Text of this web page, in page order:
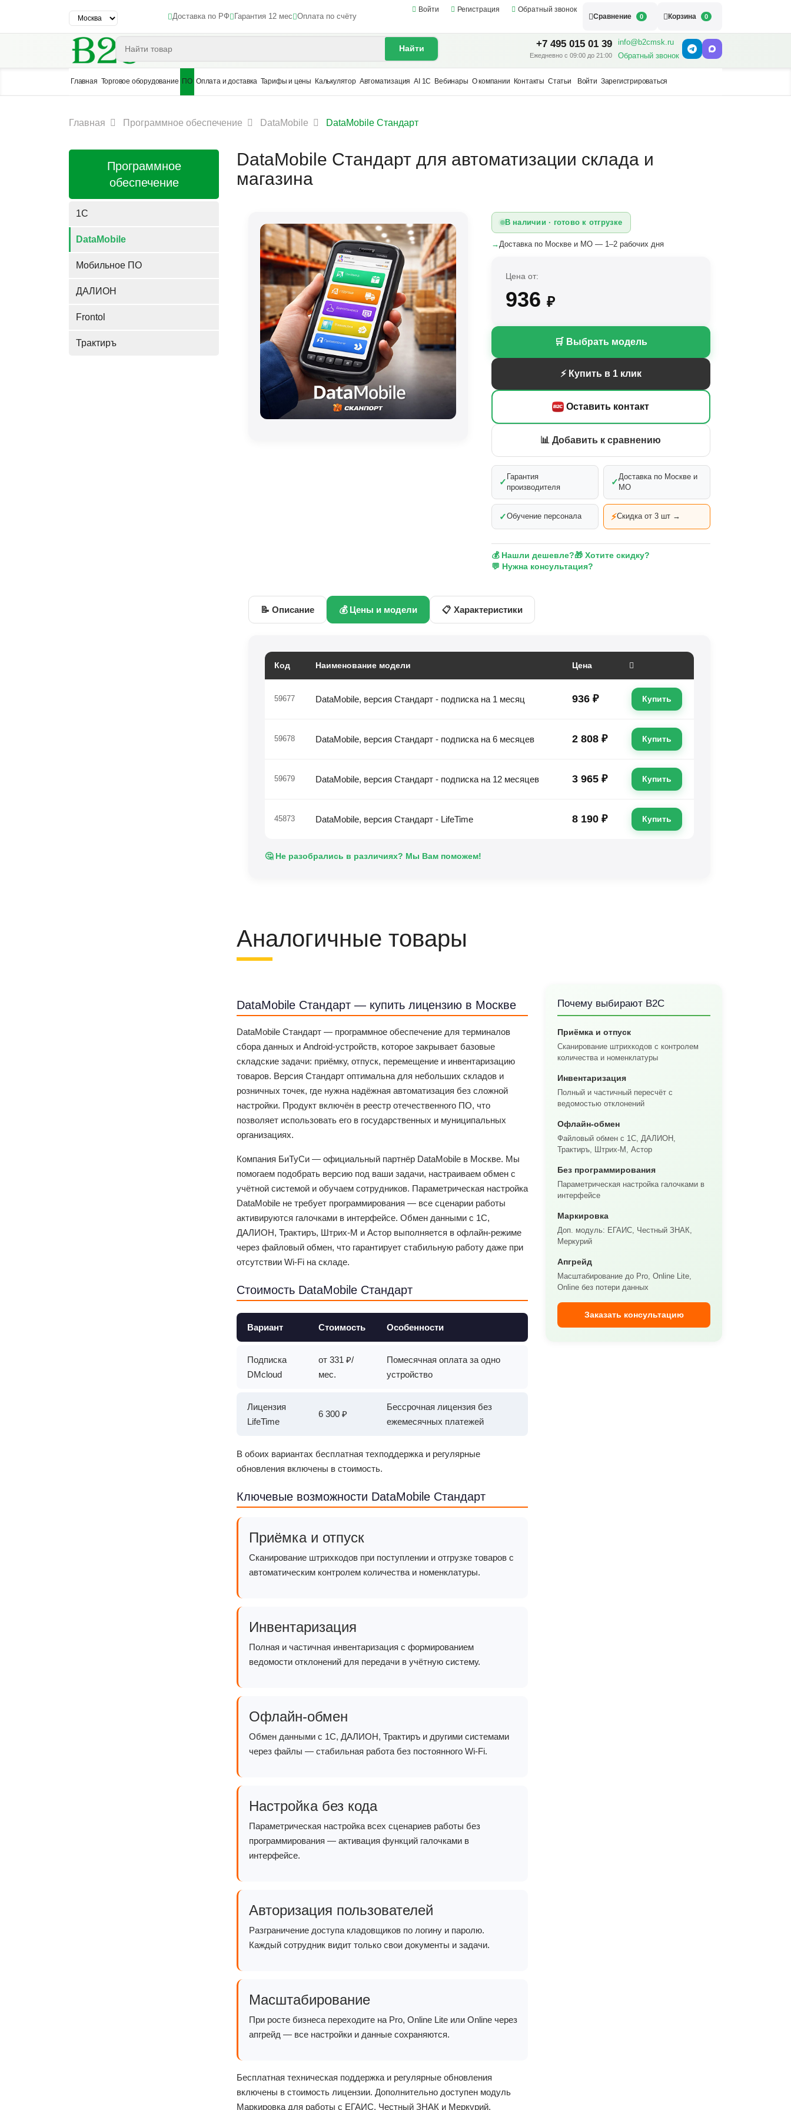
Доставка по РФ Гарантия 12 мес Оплата по счёту
Войти Регистрация
Обратный звонок
Сравнение
0 Корзина 0
Найти +7 495 015 01 39
Ежедневно с 09:00 до 21:00
info@b2cmsk.ru
Обратный звонок
Главная Торговое оборудование ПО Оплата и доставка Тарифы и цены Калькулятор Автоматизация AI 1С Вебинары О компании Контакты Статьи Войти Зарегистрироваться
Главная Программное обеспечение DataMobile DataMobile Стандарт
Программное
обеспечение
1C
DataMobile
Мобильное ПО
ДАЛИОН
Frontol
Трактиръ
DataMobile Стандарт для автоматизации склада и
магазина
В наличии · готово к отгрузке
→ Доставка по Москве и МО — 1–2 рабочих дня
Цена от:
936 ₽
🛒 Выбрать модель
⚡ Купить в 1 клик
Оставить контакт
📊 Добавить к сравнению
✓
Гарантия
производителя
✓
Доставка по Москве и
МО
✓Обучение персонала ⚡Скидка от 3 шт →
💰 Нашли дешевле?🎁 Хотите скидку?
💬 Нужна консультация?
📝 Описание 💰 Цены и модели 📋 Характеристики
Код Наименование модели Цена
59677 DataMobile, версия Стандарт - подписка на 1 месяц 936 ₽ Купить
59678 DataMobile, версия Стандарт - подписка на 6 месяцев 2 808 ₽ Купить
59679 DataMobile, версия Стандарт - подписка на 12 месяцев 3 965 ₽ Купить
45873 DataMobile, версия Стандарт - LifeTime 8 190 ₽ Купить
🤔 Не разобрались в различиях? Мы Вам поможем!
Аналогичные товары
DataMobile Стандарт — купить лицензию в Москве
DataMobile Стандарт — программное обеспечение для терминалов
сбора данных и Android-устройств, которое закрывает базовые
складские задачи: приёмку, отпуск, перемещение и инвентаризацию
товаров. Версия Стандарт оптимальна для небольших складов и
розничных точек, где нужна надёжная автоматизация без сложной
настройки. Продукт включён в реестр отечественного ПО, что
позволяет использовать его в государственных и муниципальных
организациях.
Компания БиТуСи — официальный партнёр DataMobile в Москве. Мы
помогаем подобрать версию под ваши задачи, настраиваем обмен с
учётной системой и обучаем сотрудников. Параметрическая настройка
DataMobile не требует программирования — все сценарии работы
активируются галочками в интерфейсе. Обмен данными с 1С,
ДАЛИОН, Трактиръ, Штрих-М и Астор выполняется в офлайн-режиме
через файловый обмен, что гарантирует стабильную работу даже при
отсутствии Wi-Fi на складе.
Стоимость DataMobile Стандарт
Вариант Стоимость Особенности
Подписка
DMcloud
от 331 ₽/
мес.
Помесячная оплата за одно
устройство
Лицензия
LifeTime
6 300 ₽
Бессрочная лицензия без
ежемесячных платежей
В обоих вариантах бесплатная техподдержка и регулярные
обновления включены в стоимость.
Ключевые возможности DataMobile Стандарт
Приёмка и отпуск
Сканирование штрихкодов при поступлении и отгрузке товаров с
автоматическим контролем количества и номенклатуры.
Инвентаризация
Полная и частичная инвентаризация с формированием
ведомости отклонений для передачи в учётную систему.
Офлайн-обмен
Обмен данными с 1С, ДАЛИОН, Трактиръ и другими системами
через файлы — стабильная работа без постоянного Wi-Fi.
Настройка без кода
Параметрическая настройка всех сценариев работы без
программирования — активация функций галочками в
интерфейсе.
Авторизация пользователей
Разграничение доступа кладовщиков по логину и паролю.
Каждый сотрудник видит только свои документы и задачи.
Масштабирование
При росте бизнеса переходите на Pro, Online Lite или Online через
апгрейд — все настройки и данные сохраняются.
Бесплатная техническая поддержка и регулярные обновления
включены в стоимость лицензии. Дополнительно доступен модуль
Маркировка для работы с ЕГАИС, Честный ЗНАК и Меркурий.
Почему выбирают B2C
Приёмка и отпуск
Сканирование штрихкодов с контролем
количества и номенклатуры
Инвентаризация
Полный и частичный пересчёт с
ведомостью отклонений
Офлайн-обмен
Файловый обмен с 1С, ДАЛИОН,
Трактиръ, Штрих-М, Астор
Без программирования
Параметрическая настройка галочками в
интерфейсе
Маркировка
Доп. модуль: ЕГАИС, Честный ЗНАК,
Меркурий
Апгрейд
Масштабирование до Pro, Online Lite,
Online без потери данных
Заказать консультацию